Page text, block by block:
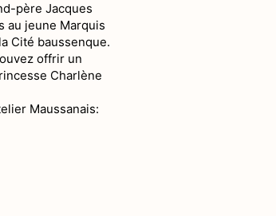
père Jacques
au jeune Marquis
Cité baussenque.
offrir un
Charlène
Maussanais: